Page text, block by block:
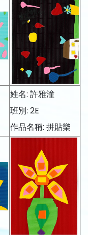
姓名: 許雅潼
班別: 2E
作品名稱: 拼貼樂